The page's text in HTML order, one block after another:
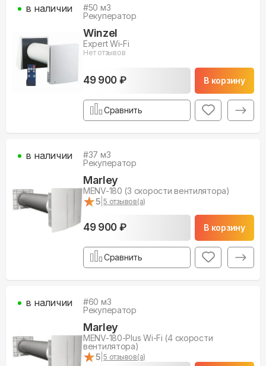
#50 м3
Рекуператор
Winzel
Expert Wi-Fi
Нет отзывов
49 900 ₽ В корзину
в наличии
Сравнить
#37 м3
Рекуператор
Marley
MENV-180 (3 скорости вентилятора)
★
★5 |5 отзывов(а)
49 900 ₽ В корзину
в наличии
Сравнить
#60 м3
Рекуператор
Marley
MENV-180-Plus Wi-Fi (4 скорости
вентилятора)
★
★5 |5 отзывов(а)
в наличии